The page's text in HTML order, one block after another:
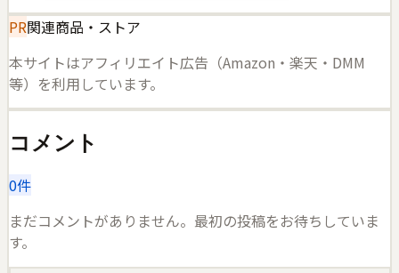
PR関連商品・ストア
本サイトはアフィリエイト広告（Amazon・楽天・DMM
等）を利用しています。
コメント
0件
まだコメントがありません。最初の投稿をお待ちしていま
す。